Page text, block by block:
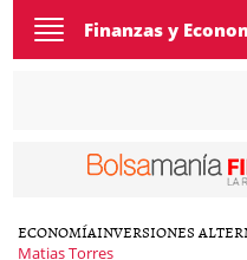
Toggle
navigation
Finanzas y
ECONOMÍAINVERSIONES
Matias Torres